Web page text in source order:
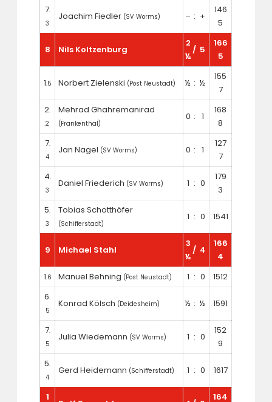
7.
3
Joachim Fiedler (SV Worms) – : +
146
5
8 Nils Koltzenburg
2
½
/ 5
166
5
1.5 Norbert Zielenski (Post Neustadt) ½ : ½
155
7
2.
2
Mehrad Ghahremanirad
(Frankenthal)
0 : 1
168
8
7.
4
Jan Nagel (SV Worms) 0 : 1
127
7
4.
3
Daniel Friederich (SV Worms) 1 : 0
179
3
5.
3
Tobias Schotthöfer
(Schifferstadt)
1 : 0 1541
9 Michael Stahl
3
½
/ 4
166
4
1.6 Manuel Behning (Post Neustadt) 1 : 0
1512
6.
5
Konrad Kölsch (Deidesheim) ½ : ½ 1591
7.
5
Julia Wiedemann (SV Worms) 1 : 0
152
9
5.
4
Gerd Heidemann (Schifferstadt) 1 : 0 1617
1 164